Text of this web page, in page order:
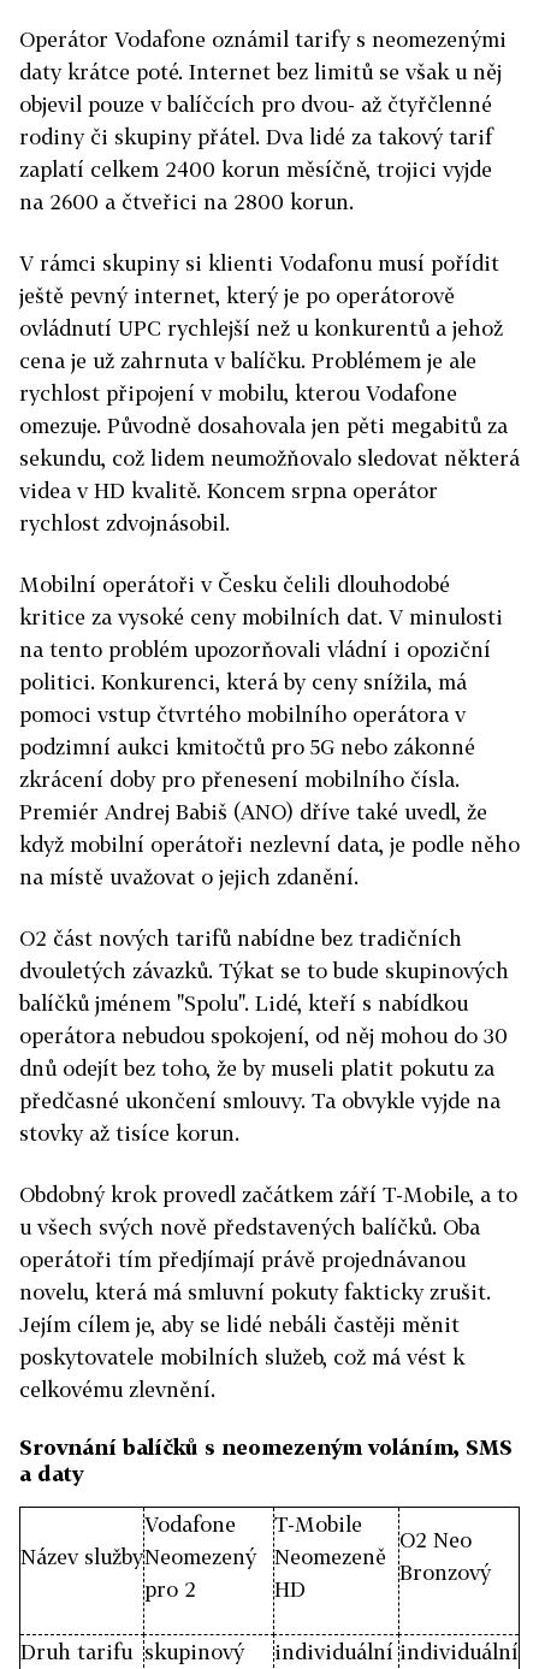
Operátor Vodafone oznámil tarify s neomezenými
daty krátce poté. Internet bez limitů se však u něj
objevil pouze v balíčcích pro dvou- až čtyřčlenné
rodiny či skupiny přátel. Dva lidé za takový tarif
zaplatí celkem 2400 korun měsíčně, trojici vyjde
na 2600 a čtveřici na 2800 korun.
V rámci skupiny si klienti Vodafonu musí pořídit
ještě pevný internet, který je po operátorově
ovládnutí UPC rychlejší než u konkurentů a jehož
cena je už zahrnuta v balíčku. Problémem je ale
rychlost připojení v mobilu, kterou Vodafone
omezuje. Původně dosahovala jen pěti megabitů za
sekundu, což lidem neumožňovalo sledovat některá
videa v HD kvalitě. Koncem srpna operátor
rychlost zdvojnásobil.
Mobilní operátoři v Česku čelili dlouhodobé
kritice za vysoké ceny mobilních dat. V minulosti
na tento problém upozorňovali vládní i opoziční
politici. Konkurenci, která by ceny snížila, má
pomoci vstup čtvrtého mobilního operátora v
podzimní aukci kmitočtů pro 5G nebo zákonné
zkrácení doby pro přenesení mobilního čísla.
Premiér Andrej Babiš (ANO) dříve také uvedl, že
když mobilní operátoři nezlevní data, je podle něho
na místě uvažovat o jejich zdanění.
O2 část nových tarifů nabídne bez tradičních
dvouletých závazků. Týkat se to bude skupinových
balíčků jménem "Spolu". Lidé, kteří s nabídkou
operátora nebudou spokojení, od něj mohou do 30
dnů odejít bez toho, že by museli platit pokutu za
předčasné ukončení smlouvy. Ta obvykle vyjde na
stovky až tisíce korun.
Obdobný krok provedl začátkem září T-Mobile, a to
u všech svých nově představených balíčků. Oba
operátoři tím předjímají právě projednávanou
novelu, která má smluvní pokuty fakticky zrušit.
Jejím cílem je, aby se lidé nebáli častěji měnit
poskytovatele mobilních služeb, což má vést k
celkovému zlevnění.
Srovnání balíčků s neomezeným voláním, SMS
a daty
Název služby
Vodafone
Neomezený
pro 2
T-Mobile
Neomezeně
HD
O2 Neo
Bronzový
Druh tarifu skupinový individuální individuální